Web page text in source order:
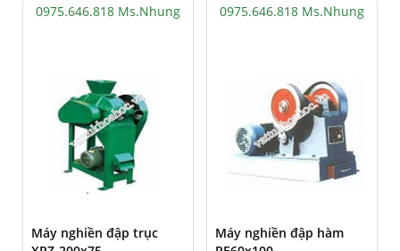
0975.646.818 Ms.Nhung
Máy nghiền đập trục
0975.646.818 Ms.Nhung
Máy nghiền đập hàm